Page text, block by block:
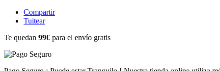
Compartir
Tuitear
Te quedan 99€ para el envío gratis